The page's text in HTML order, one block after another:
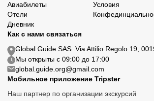
Авиабилеты
Отели
Дневник
Условия
Как с нами связаться
Global Guide SAS. Via Attilio Regolo 19,
Мы открыты с 09:00 до 17:00
global.guide.org@gmail.com
Мобильное приложение Tripster
Наш партнер по организации экскурсий